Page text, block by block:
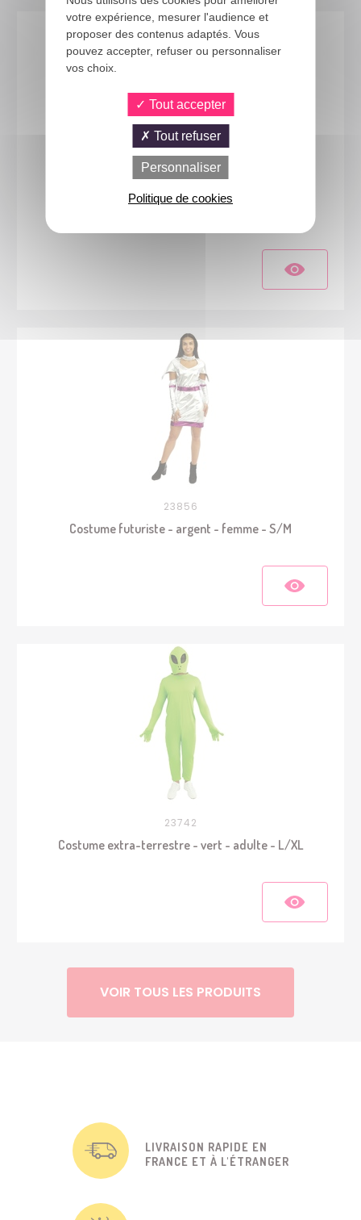
23856
Costume futuriste - argent - femme - S/M
23742
Costume extra-terrestre - vert - adulte - L/XL
VOIR TOUS LES PRODUITS
LIVRAISON RAPIDE EN
FRANCE ET À L'ÉTRANGER
votre expérience, mesurer l'audience et
proposer des contenus adaptés. Vous
pouvez accepter, refuser ou personnaliser
vos choix.
Tout accepter
Tout refuser
Personnaliser
Politique de cookies